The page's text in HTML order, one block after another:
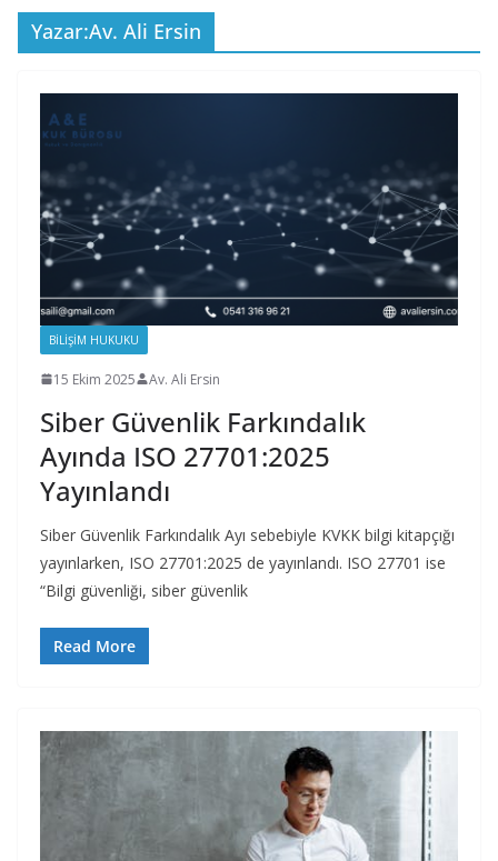
Yazar:Av. Ali Ersin
BILIŞIM HUKUKU
15 Ekim 2025 Av. Ali Ersin
Siber Güvenlik Farkındalık
Ayında ISO 27701:2025
Yayınlandı
Siber Güvenlik Farkındalık Ayı sebebiyle KVKK bilgi kitapçığı
yayınlarken, ISO 27701:2025 de yayınlandı. ISO 27701 ise
“Bilgi güvenliği, siber güvenlik
Read More